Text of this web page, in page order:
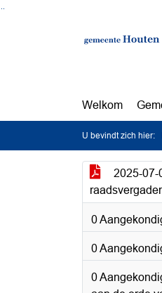
Welkom
U bevindt zich hier:
2025-07-
0
0
0